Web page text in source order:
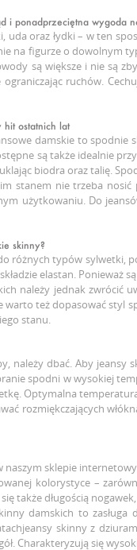
i ponadprzeciętna wygoda
uda oraz łydki – w ten
na figurze o dowolnym
są większe i nie są
ruchów.
hit ostatnich lat
damskie to
są także idealnie
biodra oraz talię.
stanem nie trzeba nosić
użytkowaniu. Do
skinny?
różnych typów sylwetki,
elastan.
należy jednak zwrócić
warto też dopasować
stanu.
należy dbać. Aby
spodni w wysokiej
Optymalna
rozmiękczających
naszym sklepie
kolorystyce –
także długością
damskich to
skinny z
Charakteryzują się